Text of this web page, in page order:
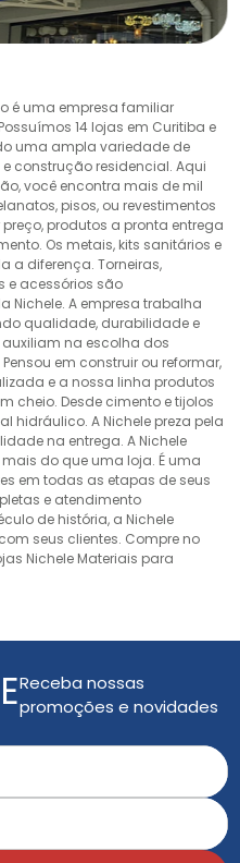
é uma empresa familiar
14 lojas em Curitiba e
uma ampla variedade de
construção residencial. Aqui
você encontra mais de mil
pisos, ou revestimentos
produtos a pronta entrega
Os metais, kits sanitários e
a diferença. Torneiras,
e acessórios são
Nichele. A empresa trabalha
qualidade, durabilidade e
auxiliam na escolha dos
em construir ou reformar,
e a nossa linha produtos
cheio. Desde cimento e tijolos
hidráulico. A Nichele preza pela
na entrega. A Nichele
do que uma loja. É uma
em todas as etapas de seus
e atendimento
de história, a Nichele
seus clientes. Compre no
Nichele Materiais para
Receba nossas
promoções e novidades